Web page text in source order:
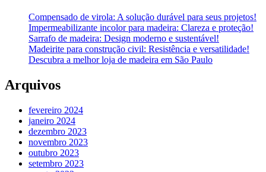
Compensado de virola: A solução durável para seus projetos!
Impermeabilizante incolor para madeira: Clareza e proteção!
Sarrafo de madeira: Design moderno e sustentável!
Madeirite para construção civil: Resistência e versatilidade!
Descubra a melhor loja de madeira em São Paulo
Arquivos
fevereiro 2024
janeiro 2024
dezembro 2023
novembro 2023
outubro 2023
setembro 2023